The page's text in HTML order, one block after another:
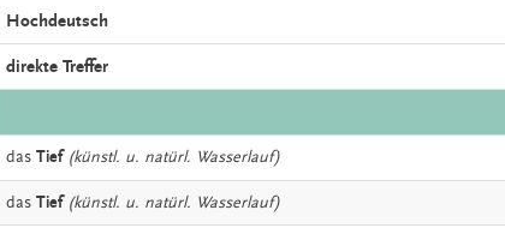
Hochdeutsch
direkte Treffer
das Tief (künstl. u. natürl. Wasserlauf)
das Tief (künstl. u. natürl. Wasserlauf)